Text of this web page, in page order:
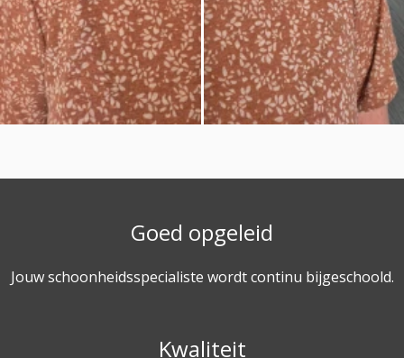
Goed opgeleid
Jouw schoonheidsspecialiste wordt continu bijgeschoold.
Kwaliteit